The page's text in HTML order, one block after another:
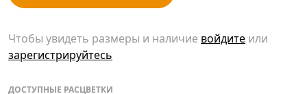
Чтобы увидеть размеры и наличие войдите или
зарегистрируйтесь
ДОСТУПНЫЕ РАСЦВЕТКИ